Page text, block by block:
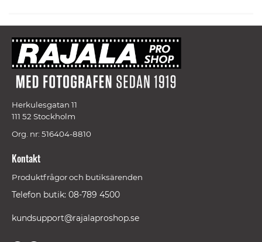
Herkulesgatan 11
111 52 Stockholm
Org. nr: 516404-8810
Kontakt
Produktfrågor och butiksärenden
Telefon butik: 08-789 4500
kundsupport@rajalaproshop.se